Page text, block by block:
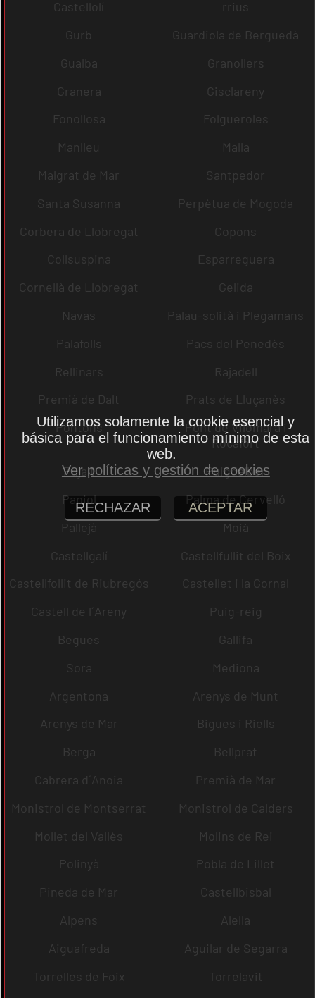
Castellolí
rrius
Gurb
Guardiola de Berguedà
Gualba
Granollers
Granera
Gisclareny
Fonollosa
Folgueroles
Manlleu
Malla
Malgrat de Mar
Santpedor
Santa Susanna
Perpètua de Mogoda
Corbera de Llobregat
Copons
Collsuspina
Esparreguera
Cornellà de Llobregat
Gelida
Navas
Palau-solità i Plegamans
Palafolls
Pacs del Penedès
Rellinars
Rajadell
Premià de Dalt
Prats de Lluçanès
Pontons
Pont de Vilomara i
Rocafort
Pujalt
Puigdàlber
Papiol
Palma de Cervelló
Pallejà
Moià
Castellgalí
Castellfullit del Boix
Castellfollit de Riubregós
Castellet i la Gornal
Castell de l´Areny
Puig-reig
Begues
Gallifa
Sora
Mediona
Argentona
Arenys de Munt
Arenys de Mar
Bigues i Riells
Berga
Bellprat
Cabrera d´Anoia
Premià de Mar
Monistrol de Montserrat
Monistrol de Calders
Mollet del Vallès
Molins de Rei
Polinyà
Pobla de Lillet
Pineda de Mar
Castellbisbal
Alpens
Alella
Aiguafreda
Aguilar de Segarra
Torrelles de Foix
Torrelavit
Utilizamos solamente la cookie esencial y
básica para el funcionamiento mínimo de esta
web.
Ver políticas y gestión de cookies
RECHAZAR ACEPTAR